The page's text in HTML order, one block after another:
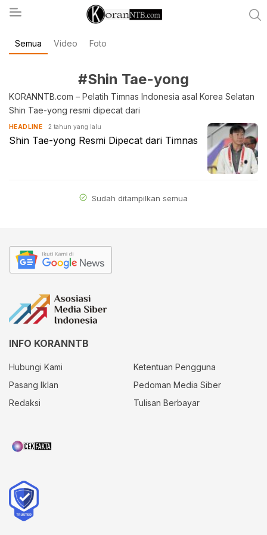
koranntb.com
Semua Video Foto
#Shin Tae-yong
KORANNTB.com – Pelatih Timnas Indonesia asal Korea Selatan
Shin Tae-yong resmi dipecat dari
HEADLINE 2 tahun yang lalu
Shin Tae-yong Resmi Dipecat dari Timnas
Sudah ditampilkan semua
INFO KORANNTB
Hubungi Kami
Ketentuan Pengguna
Pasang Iklan
Pedoman Media Siber
Redaksi
Tulisan Berbayar